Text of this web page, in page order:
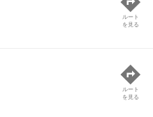
ルート
を見る
ルート
を見る